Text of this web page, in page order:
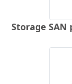
Storage SAN